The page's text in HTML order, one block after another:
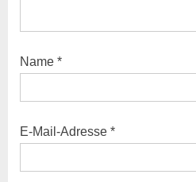
Name *
E-Mail-Adresse *